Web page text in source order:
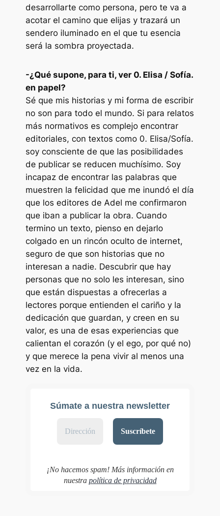
desarrollarte como persona, pero te va a
acotar el camino que elijas y trazará un
sendero iluminado en el que tu esencia
será la sombra proyectada.
-¿Qué supone, para ti, ver 0. Elisa / Sofía.
en papel?
Sé que mis historias y mi forma de escribir
no son para todo el mundo. Si para relatos
más normativos es complejo encontrar
editoriales, con textos como 0. Elisa/Sofía.
soy consciente de que las posibilidades
de publicar se reducen muchísimo. Soy
incapaz de encontrar las palabras que
muestren la felicidad que me inundó el día
que los editores de Adel me confirmaron
que iban a publicar la obra. Cuando
termino un texto, pienso en dejarlo
colgado en un rincón oculto de internet,
seguro de que son historias que no
interesan a nadie. Descubrir que hay
personas que no solo les interesan, sino
que están dispuestas a ofrecerlas a
lectores porque entienden el cariño y la
dedicación que guardan, y creen en su
valor, es una de esas experiencias que
calientan el corazón (y el ego, por qué no)
y que merece la pena vivir al menos una
vez en la vida.
Súmate a nuestra newsletter
¡No hacemos spam! Más información en
nuestra política de privacidad